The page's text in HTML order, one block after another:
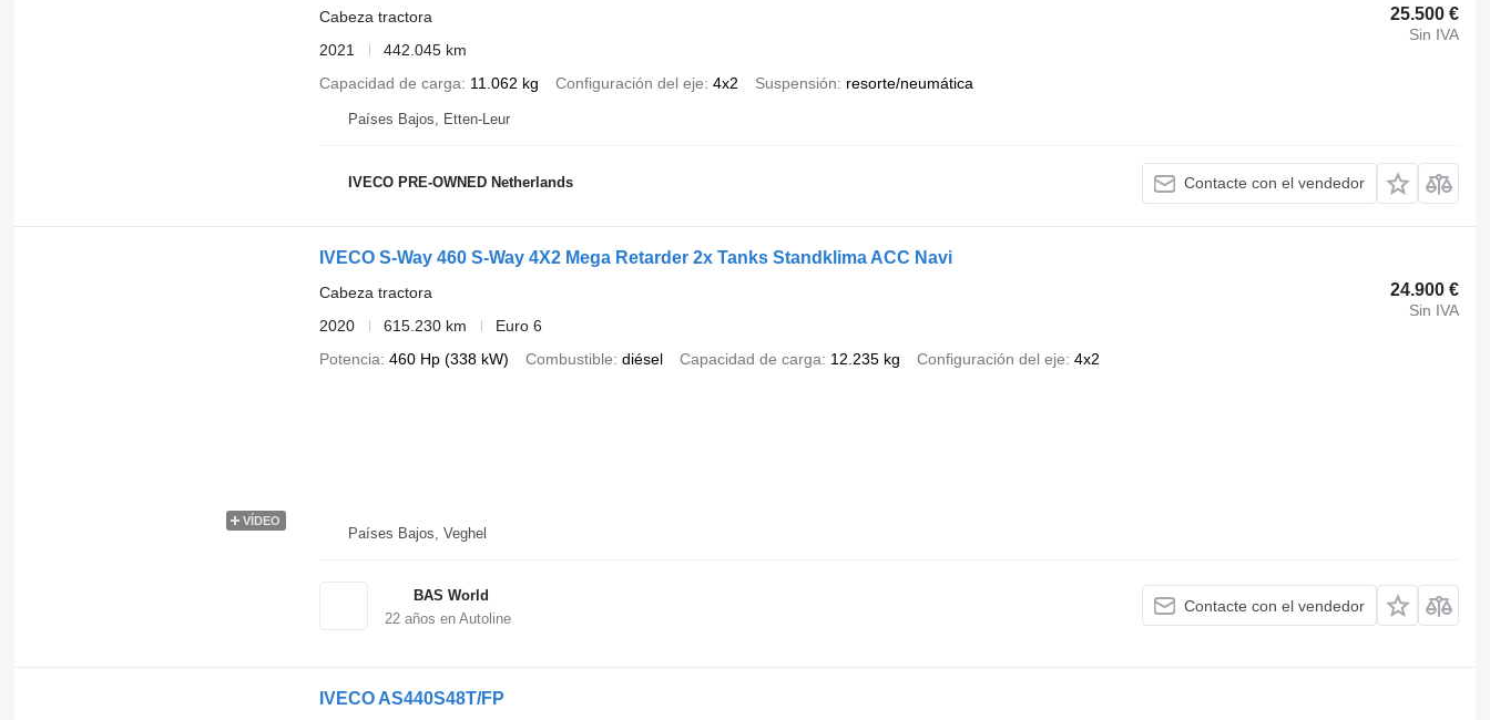
25.500 €
Sin IVA
Cabeza tractora
2021
442.045 km
Capacidad de carga
11.062 kg Configuración del eje 4x2 Suspensión resorte/neumática
Países Bajos, Etten-Leur
IVECO PRE-OWNED Netherlands Contacte con el vendedor
VÍDEO
IVECO S-Way 460 S-Way 4X2 Mega Retarder 2x Tanks Standklima ACC Navi
24.900 €
Sin IVA
Cabeza tractora
2020
615.230 km
Euro 6
Potencia 460 Hp (338 kW) Combustible diésel Capacidad de carga 12.235 kg Configuración del eje 4x2
Países Bajos, Veghel
BAS World
22años en Autoline
Contacte con el vendedor
IVECO AS440S48T/FP